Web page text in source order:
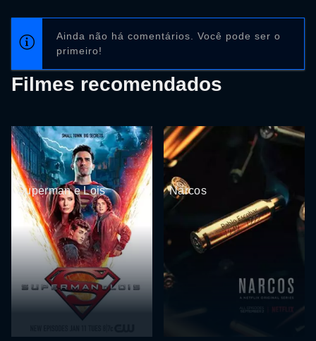
Ainda não há comentários. Você pode ser o
primeiro!
Filmes recomendados
Superman e Lois Narcos